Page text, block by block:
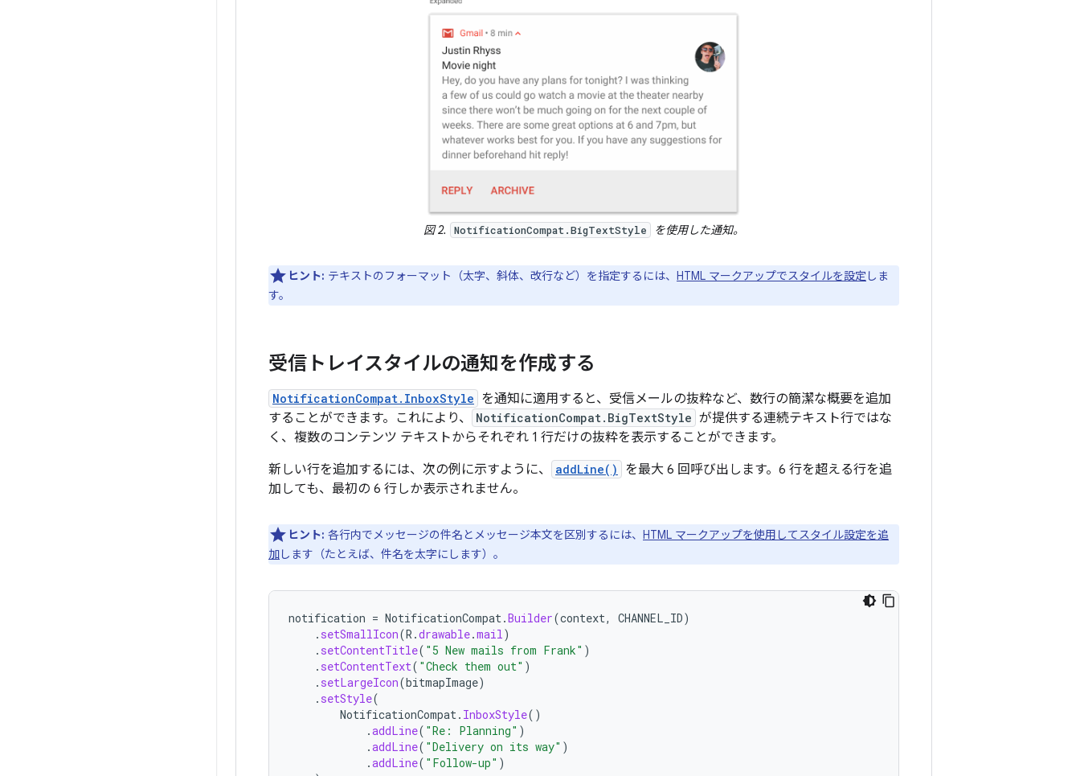
図 2. NotificationCompat.BigTextStyle を使用した通知。
ヒント: テキストのフォーマット（太字、斜体、改行など）を指定するには、 HTML マークアップでスタイルを設定 しま
す。
受信トレイスタイルの通知を作成する
NotificationCompat.InboxStyle を通知に適用すると、受信メールの抜粋など、数行の簡潔な概要を追加
することができます。これにより、
NotificationCompat.BigTextStyle が提供する連続テキスト行ではな
く、複数のコンテンツ テキストからそれぞれ 1 行だけの抜粋を表示することができます。
新しい行を追加するには、次の例に示すように、
addLine()
を最大 6 回呼び出します。6 行を超える行を追
加しても、最初の 6 行しか表示されません。
ヒント: 各行内でメッセージの件名とメッセージ本文を区別するには、 HTML マークアップを使用してスタイル設定を追
加します（たとえば、件名を太字にします）。
notification = NotificationCompat.Builder(context, CHANNEL_ID)
. setSmallIcon(R .drawable.mail)
. setContentTitle( "5 New mails from Frank" )
. setContentText( "Check them out" )
. setLargeIcon(bitmapImage)
. setStyle(
NotificationCompat. InboxStyle()
.addLine( "Re: Planning" )
.addLine( "Delivery on its way" )
.addLine( "Follow-up" )